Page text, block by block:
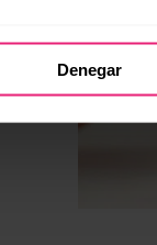
Denegar